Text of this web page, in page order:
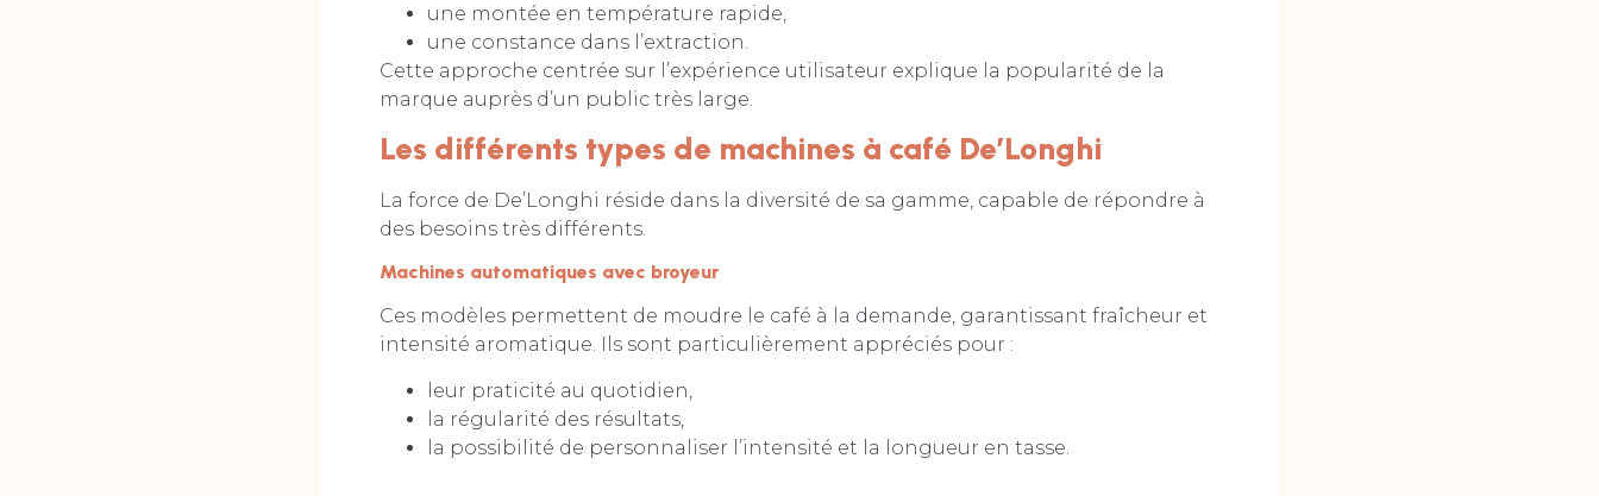
une montée en température rapide,
une constance dans l’extraction.
Cette approche centrée sur l’expérience utilisateur explique la popularité de la
marque auprès d’un public très large.
Les différents types de machines à café De’Longhi
La force de De’Longhi réside dans la diversité de sa gamme, capable de répondre à
des besoins très différents.
Machines automatiques avec broyeur
Ces modèles permettent de moudre le café à la demande, garantissant fraîcheur et
intensité aromatique. Ils sont particulièrement appréciés pour :
leur praticité au quotidien,
la régularité des résultats,
la possibilité de personnaliser l’intensité et la longueur en tasse.